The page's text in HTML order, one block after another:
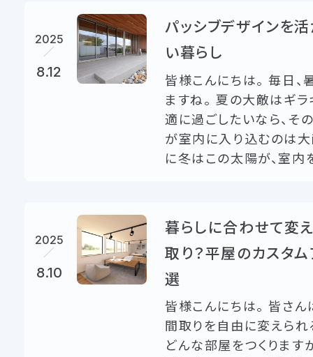
2025
8.12
パッシブデザインを
い暮らし
皆様こんにちは。 毎日、
ますね。 夏の大敵はギラ
適に過ごしたいなら、そ
が室内に入り込むのは大
に冬はこの太陽が、室内
2025
8.10
暮らしに合わせて変
取り？平屋のカスタ
選
皆様こんにちは。 皆さん
間取りを自由に変えられ
どんな部屋をつくります